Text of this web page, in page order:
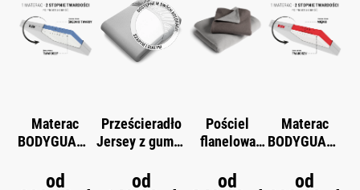
Materac
BODYGUARD
od
Prześcieradło
Jersey z gumką
od
Pościel
flanelowa
od
Materac
BODYGUARD
od